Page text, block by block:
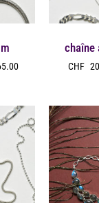
chaîne
CHF